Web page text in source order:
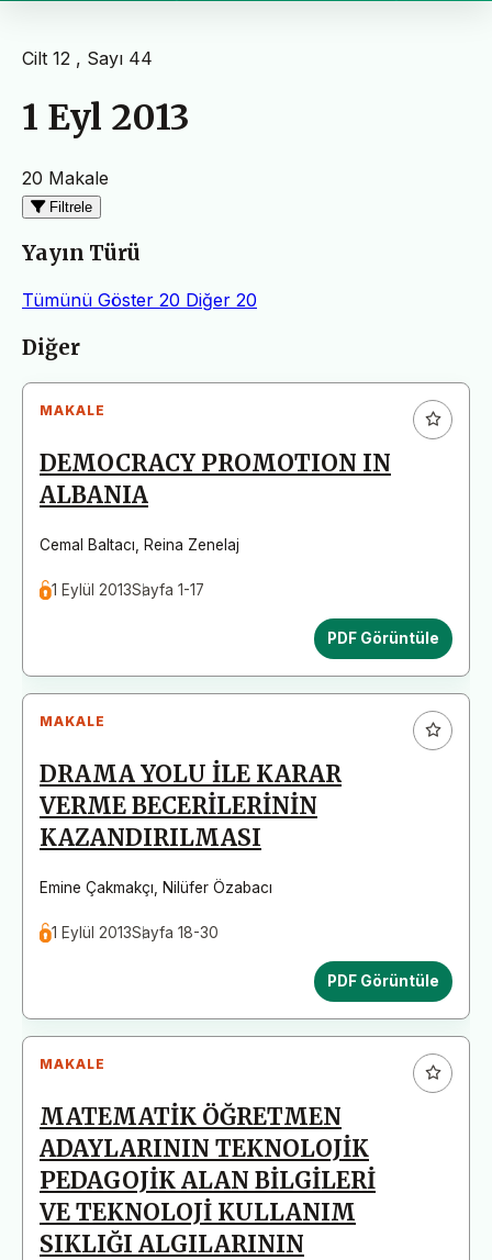
Cilt 12 , Sayı 44
1 Eyl 2013
20 Makale
Filtrele
Yayın Türü
Tümünü Göster 20 Diğer 20
Makaleler
Diğer
MAKALE
DEMOCRACY PROMOTION IN
ALBANIA
Cemal Baltacı Reina Zenelaj
1 Eylül 2013Sayfa 1-17
PDF Görüntüle
MAKALE
DRAMA YOLU İLE KARAR
VERME BECERİLERİNİN
KAZANDIRILMASI
Emine Çakmakçı Nilüfer Özabacı
1 Eylül 2013Sayfa 18-30
PDF Görüntüle
MAKALE
MATEMATİK ÖĞRETMEN
ADAYLARININ TEKNOLOJİK
PEDAGOJİK ALAN BİLGİLERİ
VE TEKNOLOJİ KULLANIM
SIKLIĞI ALGILARININ